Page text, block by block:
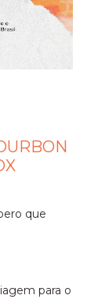
que
para o